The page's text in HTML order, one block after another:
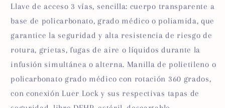
Llave de acceso 3 vías, sencilla: cuerpo transparente a
base de policarbonato, grado médico o poliamida, que
garantice la seguridad y alta resistencia de riesgo de
rotura, grietas, fugas de aire o líquidos durante la
infusión simultánea o alterna. Manilla de polietileno o
policarbonato grado médico con rotación 360 grados,
con conexión Luer Lock y sus respectivas tapas de